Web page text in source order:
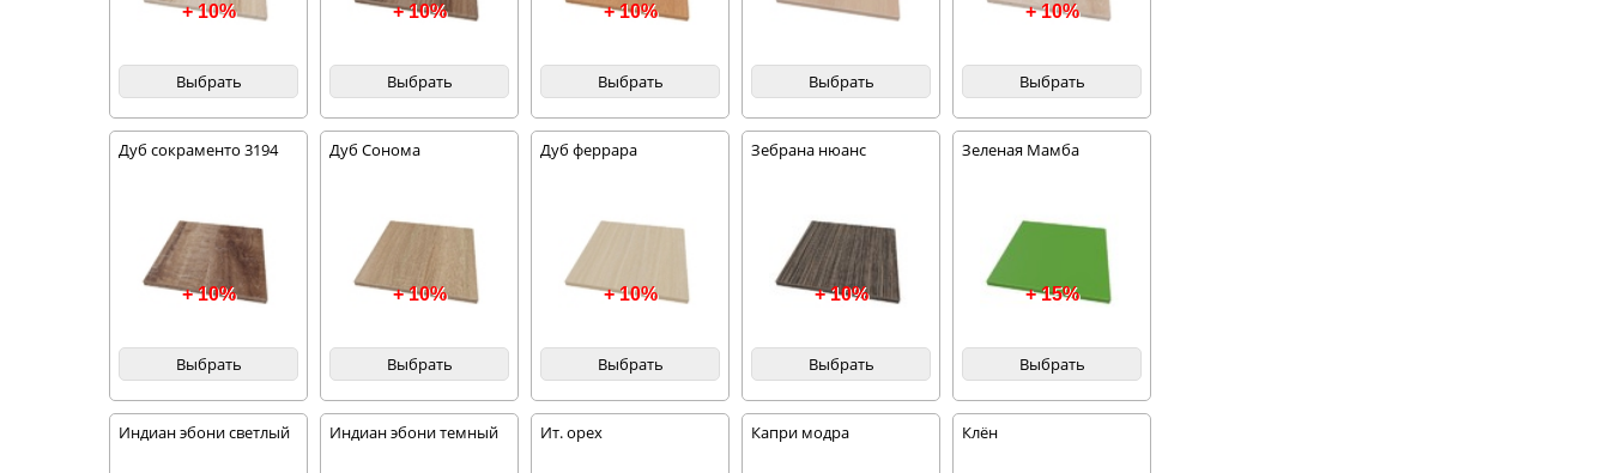
+ 10%
Выбрать
+ 10%
Выбрать
+ 10%
Выбрать Выбрать
+ 10%
Выбрать
Дуб сокраменто 3194
+ 10%
Выбрать
Дуб Сонома
+ 10%
Выбрать
Дуб феррара
+ 10%
Выбрать
Зебрана нюанс
+ 10%
Выбрать
Зеленая Мамба
+ 15%
Выбрать
Индиан эбони светлый Индиан эбони темный Ит. орех Капри модра Клён